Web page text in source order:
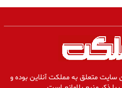
سایت متعلق به مملکت آنلاین بوده و